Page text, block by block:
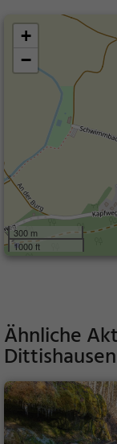
+
−
300 m
1000 ft
Ähnliche